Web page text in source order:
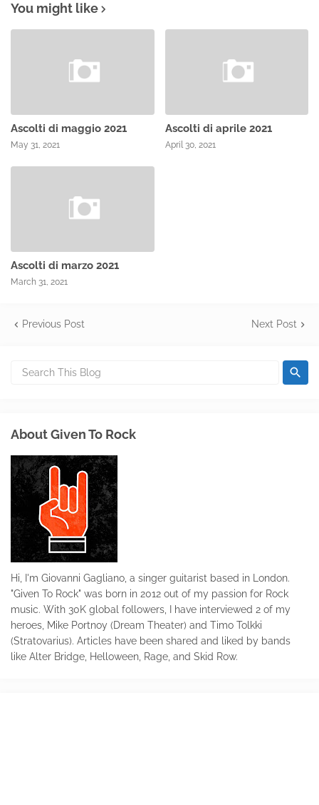
You might like
Ascolti di maggio 2021
May 31, 2021
Ascolti di aprile 2021
April 30, 2021
Ascolti di marzo 2021
March 31, 2021
Previous Post Next Post
About Given To Rock
Hi, I'm Giovanni Gagliano, a singer guitarist based in London.
"Given To Rock" was born in 2012 out of my passion for Rock
music. With 30K global followers, I have interviewed 2 of my
heroes, Mike Portnoy (Dream Theater) and Timo Tolkki
(Stratovarius). Articles have been shared and liked by bands
like Alter Bridge, Helloween, Rage, and Skid Row.